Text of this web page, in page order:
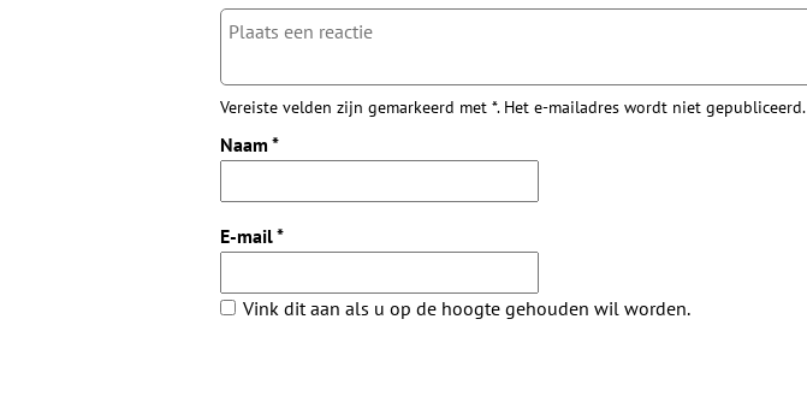
Vereiste velden zijn gemarkeerd met *. Het e-mailadres wordt niet gepubliceerd.
Naam *
E-mail*
Vink dit aan als u op de hoogte gehouden wil worden.